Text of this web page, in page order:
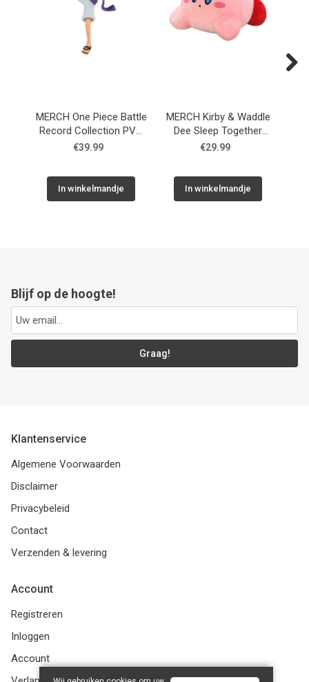
MERCH One Piece Battle
Record Collection PVC
Statue Monkey D. Luffy
€39.99
In winkelmandje
MERCH Kirby & Waddle
Dee Sleep Together
Plush Figure 30 cm
€29.99
In winkelmandje
Blijf op de hoogte!
Graag!
Klantenservice
Algemene Voorwaarden
Disclaimer
Privacybeleid
Contact
Verzenden & levering
Account
Registreren
Inloggen
Account